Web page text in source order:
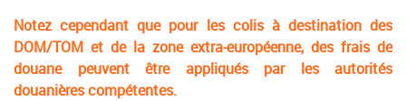
Notez cependant que pour les colis à destination des
DOM/TOM et de la zone extra-européenne, des frais de
douane peuvent être appliqués par les autorités
douanières compétentes.